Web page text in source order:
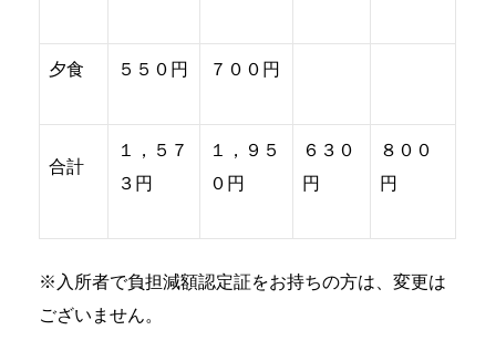
夕食 ５５０円 ７００円
合計
１，５７
３円
１，９５
０円
６３０
円
８００
円
※入所者で負担減額認定証をお持ちの方は、変更は
ございません。